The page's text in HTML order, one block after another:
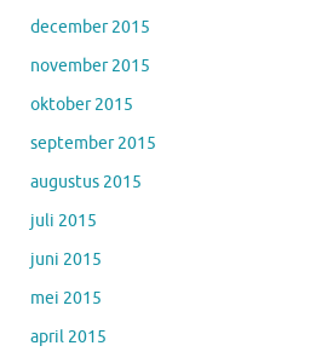
december 2015
november 2015
oktober 2015
september 2015
augustus 2015
juli 2015
juni 2015
mei 2015
april 2015